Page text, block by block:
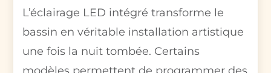
L’éclairage LED intégré transforme le
bassin en véritable installation artistique
une fois la nuit tombée. Certains